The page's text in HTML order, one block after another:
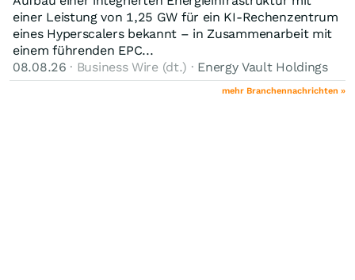
einer Leistung von 1,25 GW für ein KI-Rechenzentrum
eines Hyperscalers bekannt – in Zusammenarbeit mit
einem führenden EPC...
08.08.26 · Business Wire (dt.) · Energy Vault Holdings
mehr Branchennachrichten »